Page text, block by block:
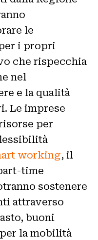
le
i propri
che rispecchia
nel
e la qualità
Le imprese
per
working, il
time
sostenere
attraverso
buoni
la mobilità